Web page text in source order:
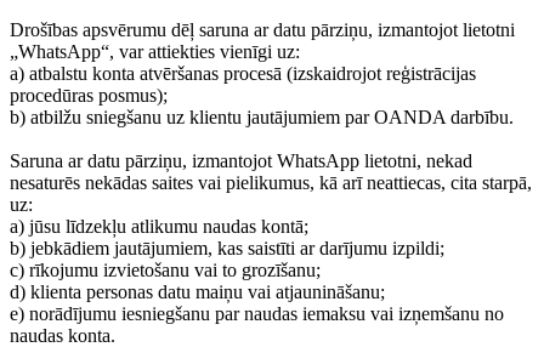
Drošības apsvērumu dēļ saruna ar datu pārziņu, izmantojot lietotni
„WhatsApp“, var attiekties vienīgi uz:
a) atbalstu konta atvēršanas procesā (izskaidrojot reģistrācijas
procedūras posmus);
b) atbilžu sniegšanu uz klientu jautājumiem par OANDA darbību.
Saruna ar datu pārziņu, izmantojot WhatsApp lietotni, nekad
nesaturēs nekādas saites vai pielikumus, kā arī neattiecas, cita starpā,
uz:
a) jūsu līdzekļu atlikumu naudas kontā;
b) jebkādiem jautājumiem, kas saistīti ar darījumu izpildi;
c) rīkojumu izvietošanu vai to grozīšanu;
d) klienta personas datu maiņu vai atjaunināšanu;
e) norādījumu iesniegšanu par naudas iemaksu vai izņemšanu no
naudas konta.